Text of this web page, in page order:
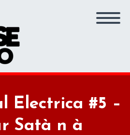
Electrica #5 –
Satà n à